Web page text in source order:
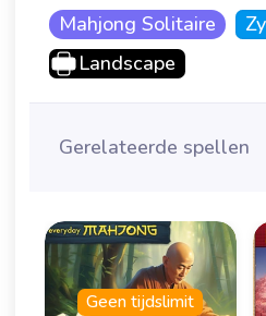
Mahjong Solitaire
Landscape
Gerelateerde spellen
Geen tijdslimit